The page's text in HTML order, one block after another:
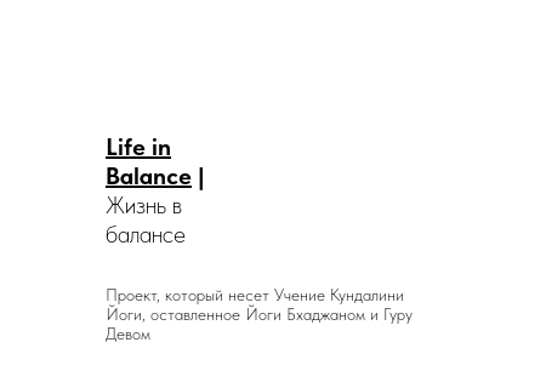
Life in
Balance |
Жизнь в
балансе
Проект, который несет Учение Кундалини
Йоги, оставленное Йоги Бхаджаном и Гуру
Девом